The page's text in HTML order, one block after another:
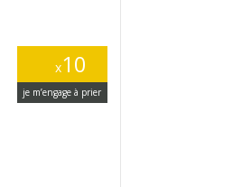
x10
je m’engage à prier